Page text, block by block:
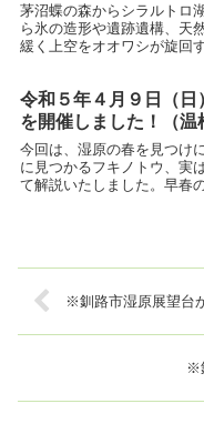
茅沼蝶の森からシラルトロ
ら氷の造形や遺跡遺構、天
緩く上空をオオワシが旋回
からスタートしました。シ
令和５年４月９日（
を開催しました！（温
今回は、湿原の春を見つけ
に見つかるフキノトウ、実
て解説いたしました。早春
か姿は見えませんでした
※釧路市湿原展望台
※